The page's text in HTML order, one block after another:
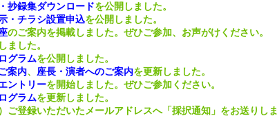
抄録集ダウンロードを公開しました。
・チラシ設置申込を公開しました。
のご案内を掲載しました。ぜひご参加、お声がけください。
ました。
グラムを公開しました。
案内、 座長・演者へのご案内を更新しました。
ントリーを開始しました。ぜひご参加ください。
グラムを更新しました。
ご登録いただいたメールアドレスへ「採択通知」をお送りしま